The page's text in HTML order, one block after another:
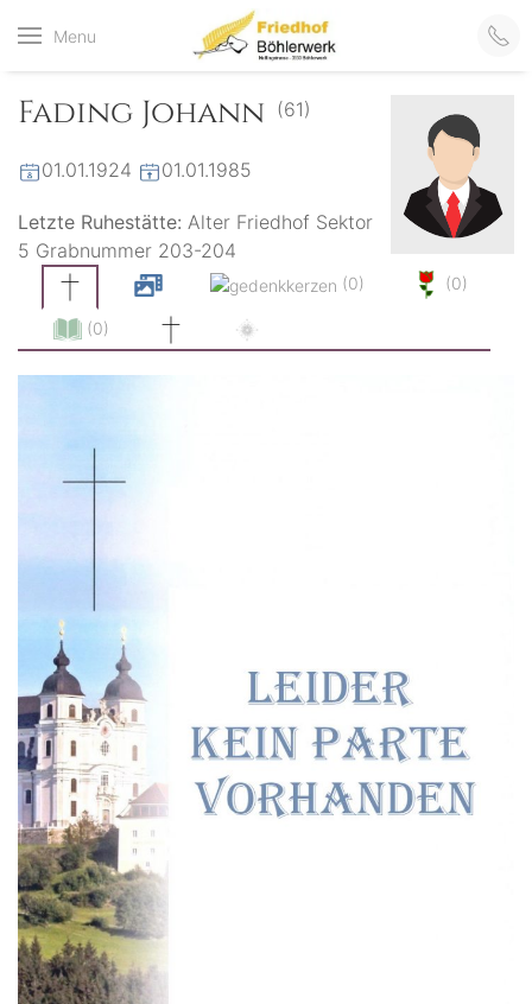
Menu
Friedhof
der virtuelle Friedhof
Fading Johann (61)
01.01.1924 01.01.1985
Letzte Ruhestätte: Alter Friedhof Sektor
5 Grabnummer 203-204
(0) (0)
(0)